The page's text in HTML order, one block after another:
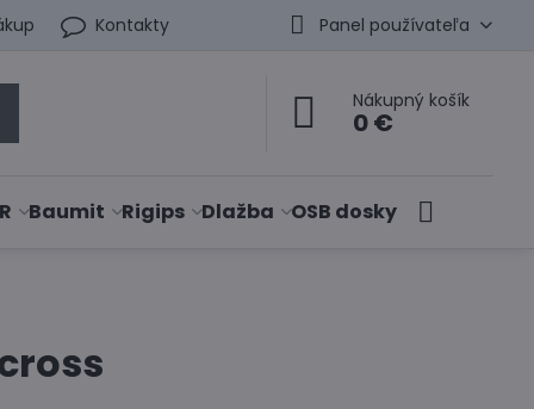
Kontakty Panel používateľa
Nákupný košík
0 €
Baumit Rigips Dlažba OSB dosky